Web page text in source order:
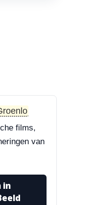
Maan
Pracht
films,
van
in